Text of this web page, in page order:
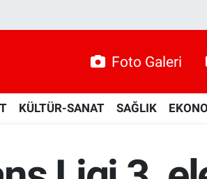
Foto Galeri
KÜLTÜR-SANAT SAĞLIK